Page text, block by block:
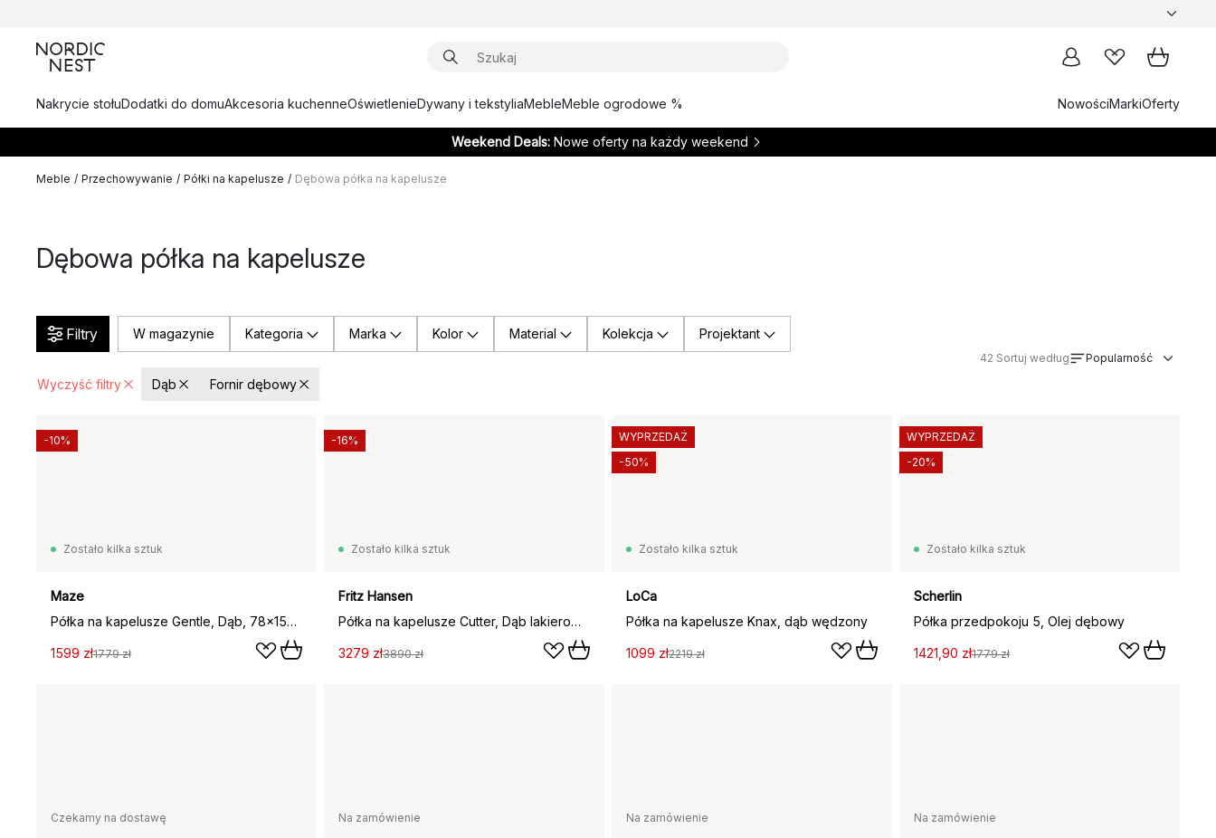
Nakrycie stołuDodatki do domuAkcesoria kuchenneOświetlenieDywany i tekstyliaMebleMeble ogrodowe % NowościMarkiOferty
Weekend Deals: Nowe oferty na każdy weekend
Meble / Przechowywanie / Półki na kapelusze / Dębowa półka na kapelusze
Dębowa półka na kapelusze
Filtry W magazynie Kategoria Marka Kolor Material Kolekcja Projektant
Wyczyść filtry Dąb Fornir dębowy
42 Sortuj według Popularność
Zostało kilka sztuk
Maze
Półka na kapelusze Gentle, Dąb, 78×15×32 cm
1599 zł1779 zł
-10%
Zostało kilka sztuk
Fritz Hansen
Półka na kapelusze Cutter, Dąb lakierowany na czarno
3279 zł3890 zł
-16%
Zostało kilka sztuk
LoCa
Półka na kapelusze Knax, dąb wędzony
1099 zł2219 zł
WYPRZEDAŻ
-50%
Zostało kilka sztuk
Scherlin
Półka przedpokoju 5, Olej dębowy
1421,90 zł1779 zł
WYPRZEDAŻ
-20%
Czekamy na dostawę Na zamówienie Na zamówienie Na zamówienie